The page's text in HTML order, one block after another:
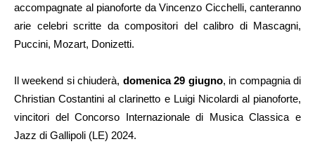
accompagnate al pianoforte da Vincenzo Cicchelli, canteranno
arie celebri scritte da compositori del calibro di Mascagni,
Puccini, Mozart, Donizetti.
Il weekend si chiuderà, domenica 29 giugno, in compagnia di
Christian Costantini al clarinetto e Luigi Nicolardi al pianoforte,
vincitori del Concorso Internazionale di Musica Classica e
Jazz di Gallipoli (LE) 2024.